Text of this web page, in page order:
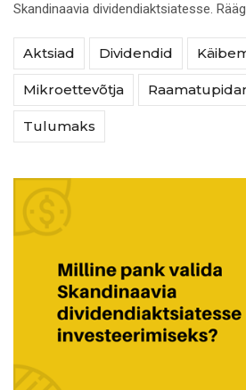
Skandinaavia dividendiaktsiatesse.
Aktsiad Dividendid
Mikroettevõtja
Tulumaks